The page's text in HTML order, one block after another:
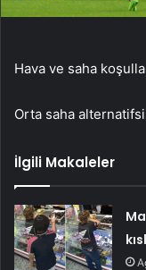
Hava ve saha
Orta saha
İlgili Makaleler